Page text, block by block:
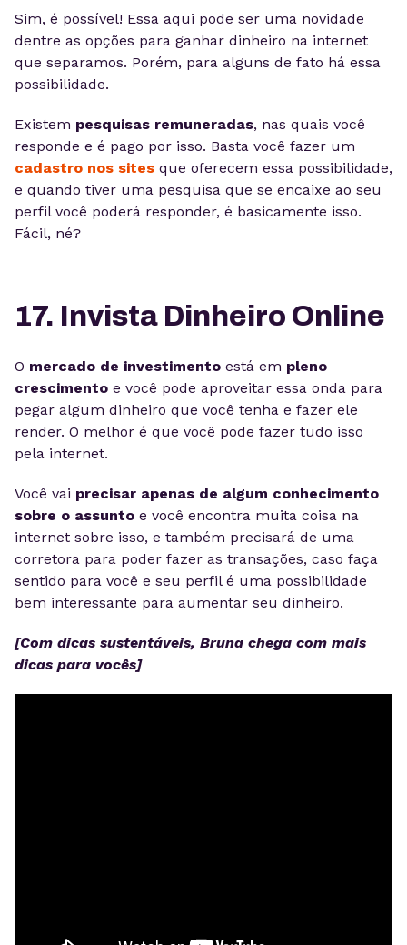
Sim, é possível! Essa aqui pode ser uma novidade
dentre as opções para ganhar dinheiro na internet
que separamos. Porém, para alguns de fato há essa
possibilidade.
Existem pesquisas remuneradas, nas quais você
responde e é pago por isso. Basta você fazer um
cadastro nos sites que oferecem essa possibilidade,
e quando tiver uma pesquisa que se encaixe ao seu
perfil você poderá responder, é basicamente isso.
Fácil, né?
17. Invista Dinheiro Online
O mercado de investimento está em pleno
crescimento e você pode aproveitar essa onda para
pegar algum dinheiro que você tenha e fazer ele
render. O melhor é que você pode fazer tudo isso
pela internet.
Você vai precisar apenas de algum conhecimento
sobre o assunto e você encontra muita coisa na
internet sobre isso, e também precisará de uma
corretora para poder fazer as transações, caso faça
sentido para você e seu perfil é uma possibilidade
bem interessante para aumentar seu dinheiro.
[Com dicas sustentáveis, Bruna chega com mais
dicas para vocês]